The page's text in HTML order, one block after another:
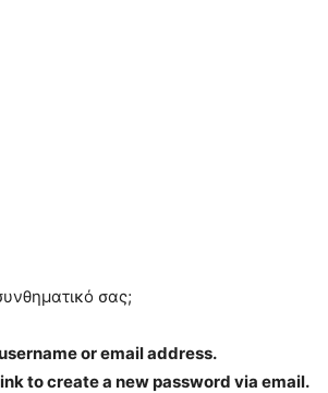
σας;
or email address.
to create a new password via email.